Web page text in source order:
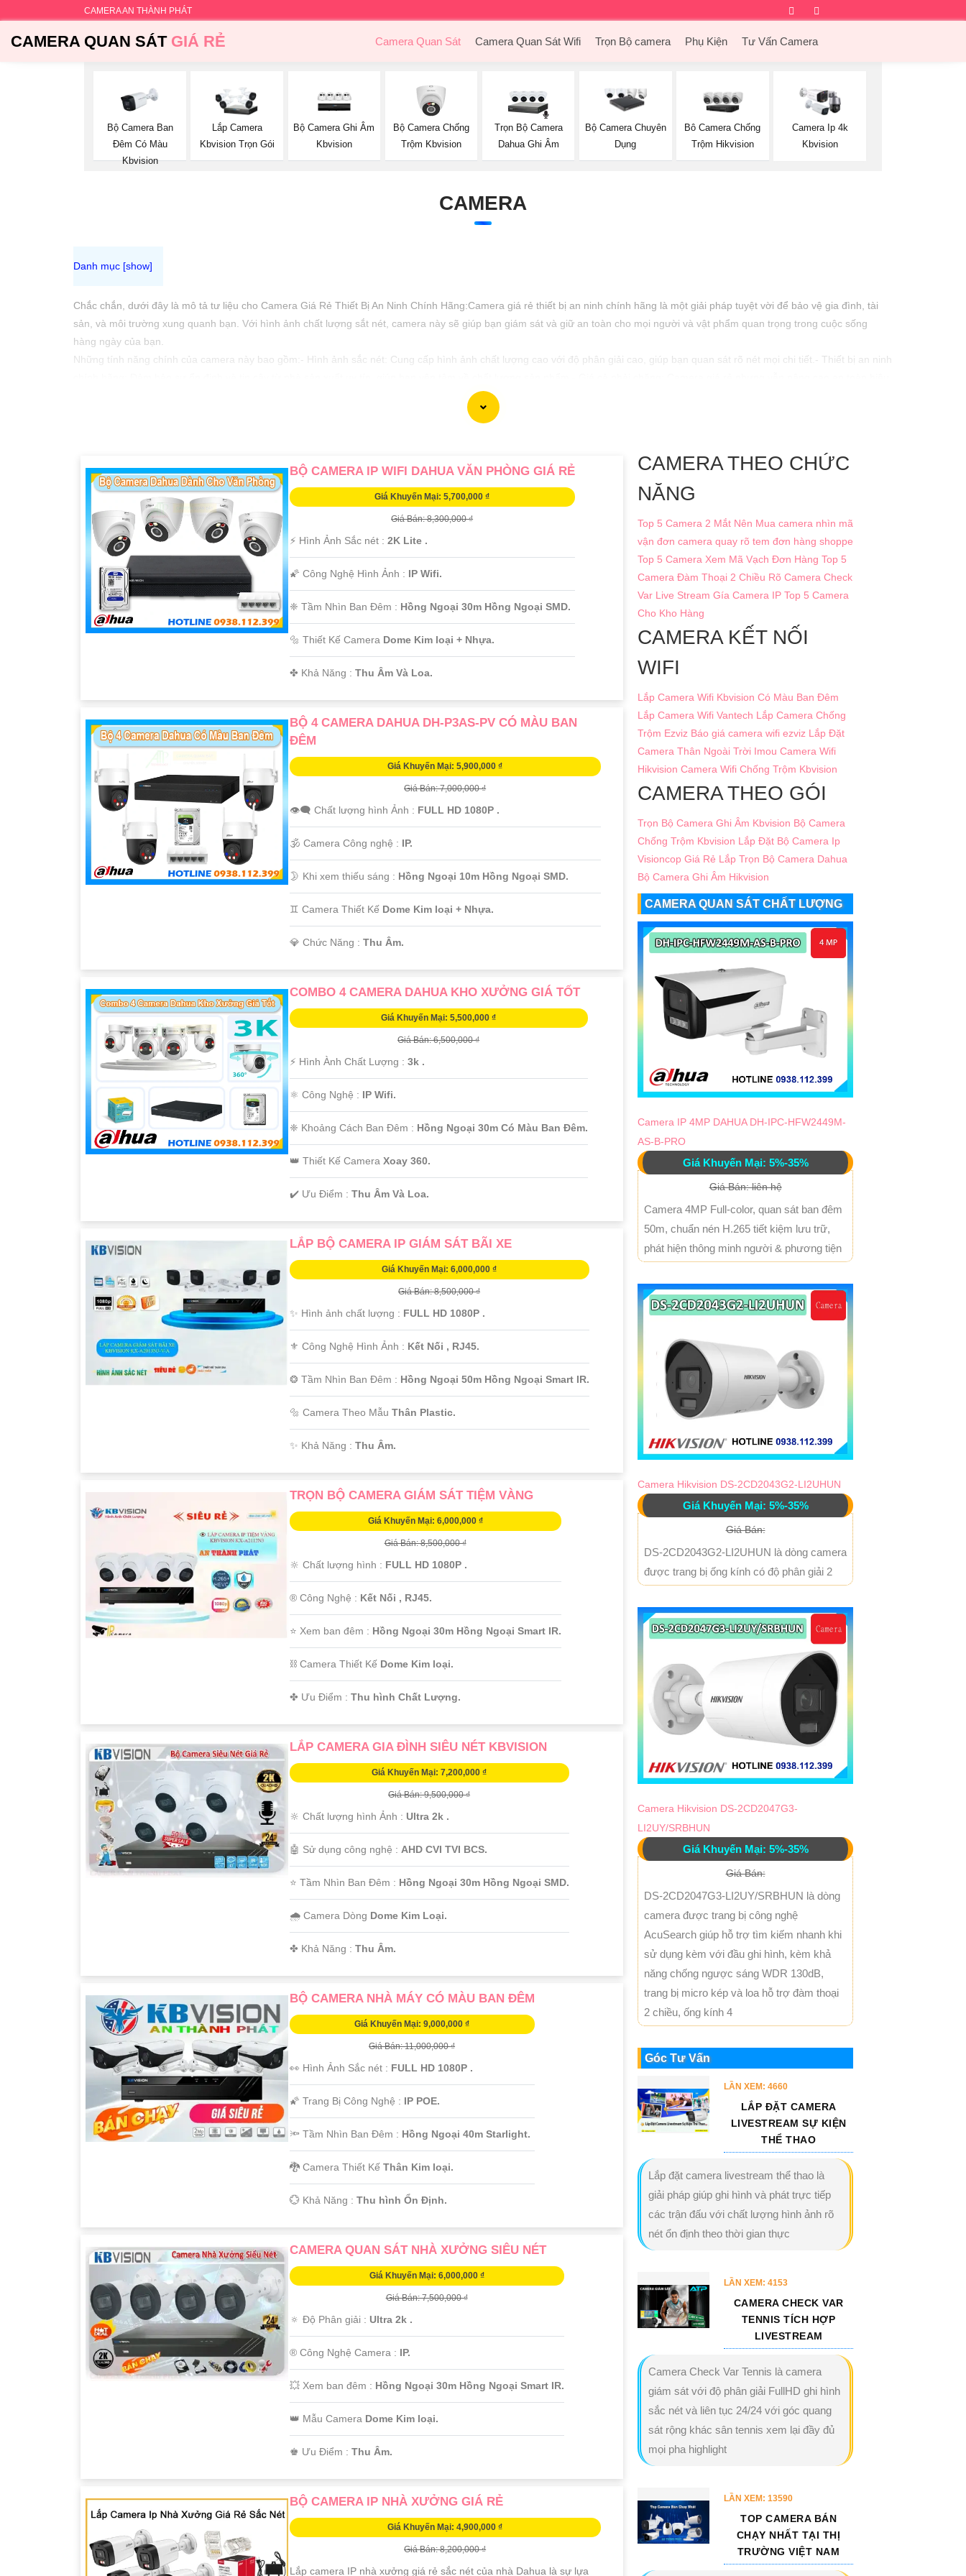
CAMERA AN THÀNH PHÁT Facebook
CAMERA QUAN SÁTGIÁ RẺ Camera Quan Sát Camera Quan Sát Wifi Trọn Bộ camera Phụ Kiện Tư Vấn Camera
Bộ Camera Ban
Đêm Có Màu
Kbvision
Lắp Camera
Kbvision Trọn Gói
Bộ Camera Ghi Âm
Kbvision
Bộ Camera Chống
Trộm Kbvision
Trọn Bộ Camera
Dahua Ghi Âm
Bộ Camera Chuyên
Dụng
Bô Camera Chống
Trộm Hikvision
Camera Ip 4k
Kbvision
CAMERA
Chắc chắn, dưới đây là mô tả tư liệu cho Camera Giá Rẻ Thiết Bị An Ninh Chính Hãng:Camera giá rẻ thiết bị an ninh chính hãng là một giải pháp tuyệt vời để bảo vệ gia đình, tài
sản, và môi trường xung quanh bạn. Với hình ảnh chất lượng sắt nét, camera này sẽ giúp bạn giám sát và giữ an toàn cho mọi người và vật phẩm quan trọng trong cuộc sống
hàng ngày của bạn.
Những tính năng chính của camera này bao gồm:- Hình ảnh sắc nét: Cung cấp hình ảnh chất lượng cao với độ phân giải cao, giúp bạn quan sát rõ nét mọi chi tiết.- Thiết bị an ninh
Với sự kết hợp hoàn hảo giữa hiệu suất, chất lượng và giá cả, camera giá rẻ thiết bị an ninh chính hãng là lựa chọn tốt cho việc tăng cường an ninh và kiểm soát trong mọi tình
BỘ CAMERA IP WIFI DAHUA VĂN PHÒNG GIÁ RẺ
Giá Khuyến Mại: 5,700,000 ₫
Giá Bán: 8,300,000 ₫
️⚡ Hình Ảnh Sắc nét : 2K Lite .
🌠 Công Nghệ Hình Ảnh : IP Wifi.
❈ Tầm Nhìn Ban Đêm : Hồng Ngoại 30m Hồng Ngoại SMD.
🔩 Thiết Kế Camera Dome Kim loại + Nhựa.
️✤ Khả Năng : Thu Âm Và Loa.
BỘ 4 CAMERA DAHUA DH-P3AS-PV CÓ MÀU BAN
ĐÊM
Giá Khuyến Mại: 5,900,000 ₫
Giá Bán: 7,000,000 ₫
👁️‍🗨 Chất lượng hình Ảnh : FULL HD 1080P .
🕉️ Camera Công nghệ : IP.
🌛 Khi xem thiếu sáng : Hồng Ngoại 10m Hồng Ngoại SMD.
♊ Camera Thiết Kế Dome Kim loại + Nhựa.
️💎 Chức Năng : Thu Âm.
COMBO 4 CAMERA DAHUA KHO XƯỞNG GIÁ TỐT
Giá Khuyến Mại: 5,500,000 ₫
Giá Bán: 6,500,000 ₫
️⚡ Hình Ành Chất Lượng : 3k .
⚛️ Công Nghệ : IP Wifi.
❈ Khoảng Cách Ban Đêm : Hồng Ngoại 30m Có Màu Ban Ðêm.
👑 Thiết Kế Camera Xoay 360.
️✔️ Ưu Điểm : Thu Âm Và Loa.
LẮP BỘ CAMERA IP GIÁM SÁT BÃI XE
Giá Khuyến Mại: 6,000,000 ₫
Giá Bán: 8,500,000 ₫
✨ Hình ảnh chất lượng : FULL HD 1080P .
⚜️ Công Nghệ Hình Ảnh : Kết Nối , RJ45.
❂ Tầm Nhìn Ban Đêm : Hồng Ngoại 50m Hồng Ngoại Smart IR.
🔩 Camera Theo Mẫu Thân Plastic.
️✨ Khả Năng : Thu Âm.
TRỌN BỘ CAMERA GIÁM SÁT TIỆM VÀNG
Giá Khuyến Mại: 6,000,000 ₫
Giá Bán: 8,500,000 ₫
🔆 Chất lượng hình : FULL HD 1080P .
®️ Công Nghệ : Kết Nối , RJ45.
⭐ Xem ban đêm : Hồng Ngoại 30m Hồng Ngoại Smart IR.
⛓ Camera Thiết Kế Dome Kim loại.
️✤ Ưu Điểm : Thu hình Chất Lượng.
LẮP CAMERA GIA ĐÌNH SIÊU NÉT KBVISION
Giá Khuyến Mại: 7,200,000 ₫
Giá Bán: 9,500,000 ₫
🔆 Chất lượng hình Ảnh : Ultra 2k .
🤖️ Sử dụng công nghệ : AHD CVI TVI BCS.
⭐ Tầm Nhìn Ban Đêm : Hồng Ngoại 30m Hồng Ngoại SMD.
🌧️ Camera Dòng Dome Kim Loại.
️✤ Khả Năng : Thu Âm.
BỘ CAMERA NHÀ MÁY CÓ MÀU BAN ĐÊM
Giá Khuyến Mại: 9,000,000 ₫
Giá Bán: 11,000,000 ₫
️
👀 Hình Ảnh Sắc nét : FULL HD 1080P .
🌠 Trang Bị Công Nghệ : IP POE.
🔦 Tầm Nhìn Ban Đêm : Hồng Ngoại 40m Starlight.
🐉️ Camera Thiết Kế Thân Kim loại.
️💮 Khả Năng : Thu hình Ổn Định.
CAMERA QUAN SÁT NHÀ XƯỞNG SIÊU NÉT
Giá Khuyến Mại: 6,000,000 ₫
Giá Bán: 7,500,000 ₫
🔅 Độ Phân giải : Ultra 2k .
®️ Công Nghệ Camera : IP.
💥 Xem ban đêm : Hồng Ngoại 30m Hồng Ngoại Smart IR.
👑 Mẫu Camera Dome Kim loại.
️♚ Ưu Điểm : Thu Âm.
BỘ CAMERA IP NHÀ XƯỞNG GIÁ RẺ
Giá Khuyến Mại: 4,900,000 ₫
Giá Bán: 8,200,000 ₫
Lắp camera IP nhà xưởng giá rẻ sắc nét của nhà Dahua là sự lựa
CAMERA THEO CHỨC
NĂNG
Top 5 Camera 2 Mắt Nên Mua camera nhìn mã
vận đơn camera quay rõ tem đơn hàng shoppe
Top 5 Camera Xem Mã Vạch Đơn Hàng Top 5
Camera Đàm Thoại 2 Chiều Rõ Camera Check
Var Live Stream Gía Camera IP Top 5 Camera
Cho Kho Hàng
CAMERA KẾT NỐI
WIFI
Lắp Camera Wifi Kbvision Có Màu Ban Đêm
Lắp Camera Wifi Vantech Lắp Camera Chống
Trộm Ezviz Báo giá camera wifi ezviz Lắp Đặt
Camera Thân Ngoài Trời Imou Camera Wifi
Hikvision Camera Wifi Chống Trộm Kbvision
CAMERA THEO GÓI
Trọn Bộ Camera Ghi Âm Kbvision Bộ Camera
Chống Trộm Kbvision Lắp Đặt Bộ Camera Ip
Visioncop Giá Rẻ Lắp Trọn Bộ Camera Dahua
Bộ Camera Ghi Âm Hikvision
CAMERA QUAN SÁT CHẤT LƯỢNG
Camera IP 4MP DAHUA DH-IPC-HFW2449M-
AS-B-PRO
Giá Khuyến Mại: 5%-35%
Giá Bán: liên hệ
Camera 4MP Full-color, quan sát ban đêm
50m, chuẩn nén H.265 tiết kiệm lưu trữ,
phát hiện thông minh người & phương tiện
Camera Hikvision DS-2CD2043G2-LI2UHUN
Giá Khuyến Mại: 5%-35%
Giá Bán:
DS-2CD2043G2-LI2UHUN là dòng camera
được trang bị ống kính có độ phân giải 2
Camera Hikvision DS-2CD2047G3-
LI2UY/SRBHUN
Giá Khuyến Mại: 5%-35%
Giá Bán:
DS-2CD2047G3-LI2UY/SRBHUN là dòng
camera được trang bị công nghệ
AcuSearch giúp hỗ trợ tìm kiếm nhanh khi
sử dụng kèm với đầu ghi hình, kèm khả
năng chống ngược sáng WDR 130dB,
trang bị micro kép và loa hỗ trợ đàm thoại
2 chiều, ống kính 4
Góc Tư Vấn
LẦN XEM: 4660
LẮP ĐẶT CAMERA
LIVESTREAM SỰ KIỆN
THỂ THAO
Lắp đặt camera livestream thể thao là
giải pháp giúp ghi hình và phát trực tiếp
các trận đấu với chất lượng hình ảnh rõ
nét ổn định theo thời gian thực
LẦN XEM: 4153
CAMERA CHECK VAR
TENNIS TÍCH HỢP
LIVESTREAM
Camera Check Var Tennis là camera
giám sát với độ phân giải FullHD ghi hình
sắc nét và liên tục 24/24 với góc quang
sát rộng khác sân tennis xem lại đầy đủ
mọi pha highlight
LẦN XEM: 13590
TOP CAMERA BÁN
CHẠY NHẤT TẠI THỊ
TRƯỜNG VIỆT NAM